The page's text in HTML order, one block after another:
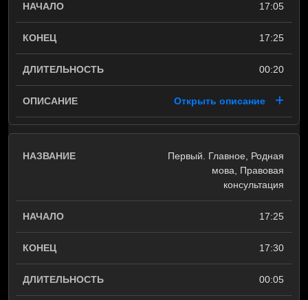
17:05
17:25
00:20
Открыть описание
Первый. Главное, Родная
мова, Правовая
консультация
17:25
17:30
00:05